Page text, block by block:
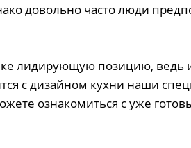
довольно часто люди
лидирующую позицию,
с дизайном кухни наши
ознакомиться с уже